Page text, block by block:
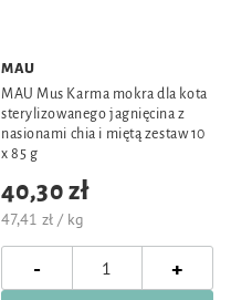
MAU
MAU Mus Karma mokra dla kota
sterylizowanego jagnięcina z
nasionami chia i miętą zestaw 10
x 85 g
40,30 zł
47,41 zł / kg
- +